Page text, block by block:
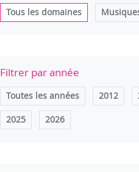
Tous les domaines
Filtrer par année
Toutes les années 2012
2025 2026